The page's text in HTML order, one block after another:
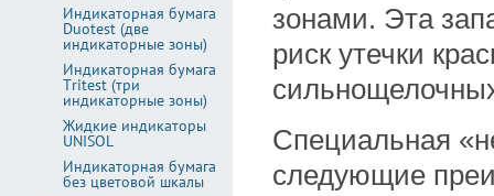
зонами. Эта
риск утечки
Специальная
следующие
Индикаторная бумага
Duotest (две
индикаторные зоны)
Индикаторная бумага
Tritest (три
индикаторные зоны)
Жидкие индикаторы
UNISOL
Индикаторная бумага
без цветовой шкалы